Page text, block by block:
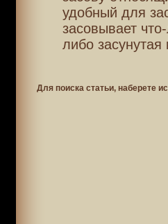
удобный для
засовывает
либо
Для поиска статьи, наберете